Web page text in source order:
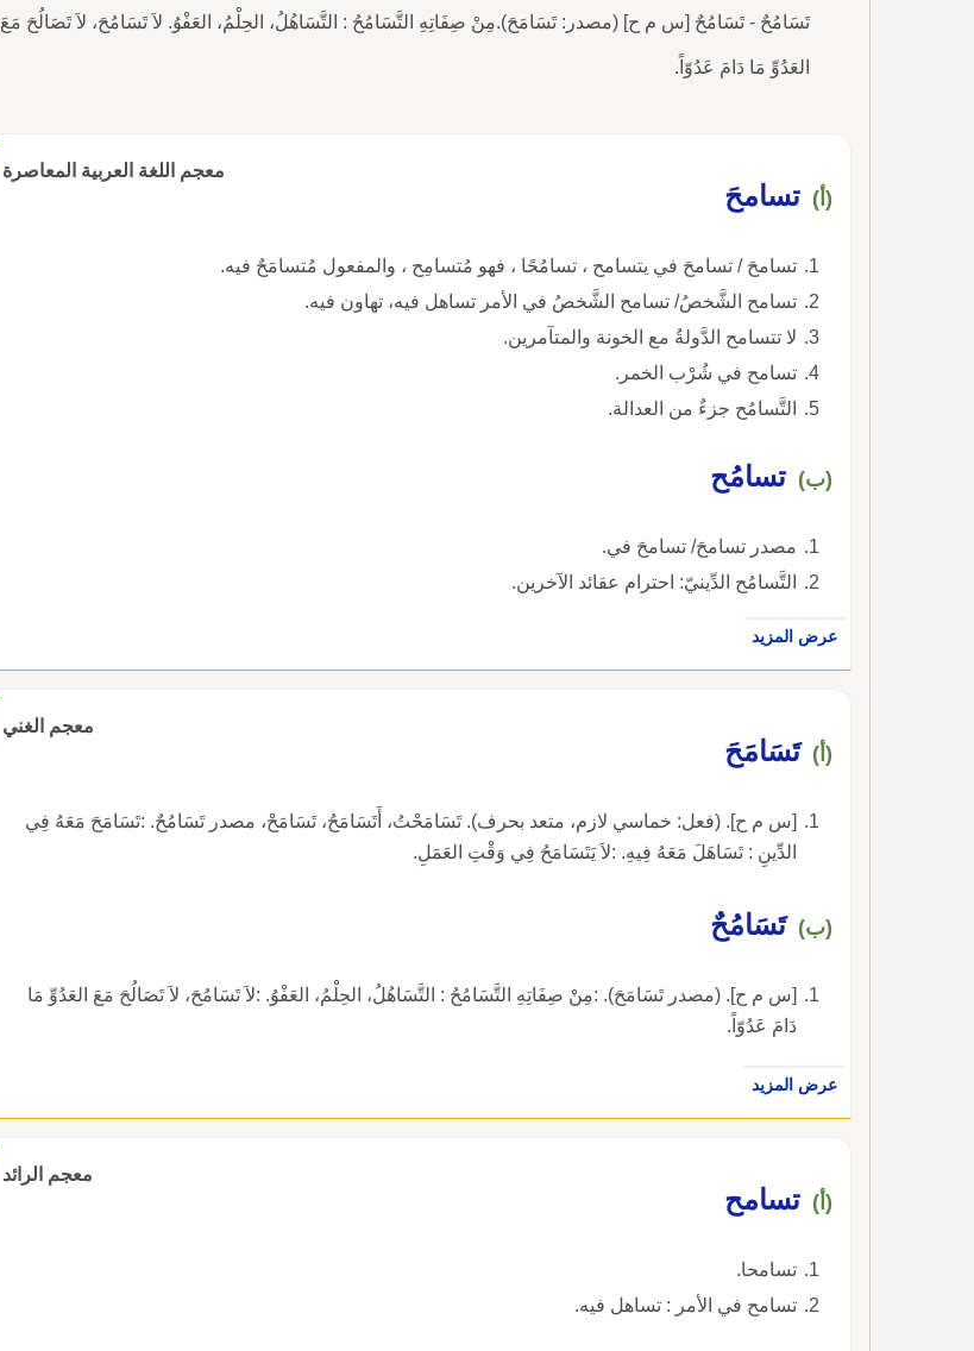
تَسَامُحٌ - تَسَامُحٌ [س م ح] (مصدر: تَسَامَحَ).مِنْ صِفَاتِهِ التَّسَامُحُ : التَّسَاهُلُ، الحِلْمُ، العَفْوُ. لاَ تَسَامُحَ، لاَ تَصَالُحَ مَعَ
العَدُوِّ مَا دَامَ عَدُوّاً.
معجم اللغة العربية المعاصرة
(أ) تسامحَ
تسامحَ / تسامحَ في يتسامح ، تسامُحًا ، فهو مُتسامِح ، والمفعول مُتسامَحٌ فيه.
تسامح الشَّخصُ/ تسامح الشَّخصُ في الأمر تساهل فيه، تهاون فيه.
لا تتسامح الدَّولةُ مع الخونة والمتآمرين.
تسامح في شُرْب الخمر.
التَّسامُح جزءٌ من العدالة.
(ب) تسامُح
مصدر تسامحَ/ تسامحَ في.
التَّسامُح الدِّينيّ: احترام عقائد الآخرين.
عرض المزيد
معجم الغني
(أ) تَسَامَحَ
[س م ح]. (فعل: خماسي لازم، متعد بحرف). تَسَامَحْتُ، أَتَسَامَحُ، تَسَامَحْ، مصدر تَسَامُحٌ. :تَسَامَحَ مَعَهُ فِي
الدِّينِ : تَسَاهَلَ مَعَهُ فِيهِ. :لاَ يَتَسَامَحُ فِي وَقْتِ العَمَلِ.
(ب) تَسَامُحٌ
[س م ح]. (مصدر تَسَامَحَ). :مِنْ صِفَاتِهِ التَّسَامُحُ : التَّسَاهُلُ، الحِلْمُ، العَفْوُ. :لاَ تَسَامُحَ، لاَ تَصَالُحَ مَعَ العَدُوِّ مَا
دَامَ عَدُوّاً.
عرض المزيد
معجم الرائد
(أ) تسامح
تسامحا.
تسامح في الأمر : تساهل فيه.